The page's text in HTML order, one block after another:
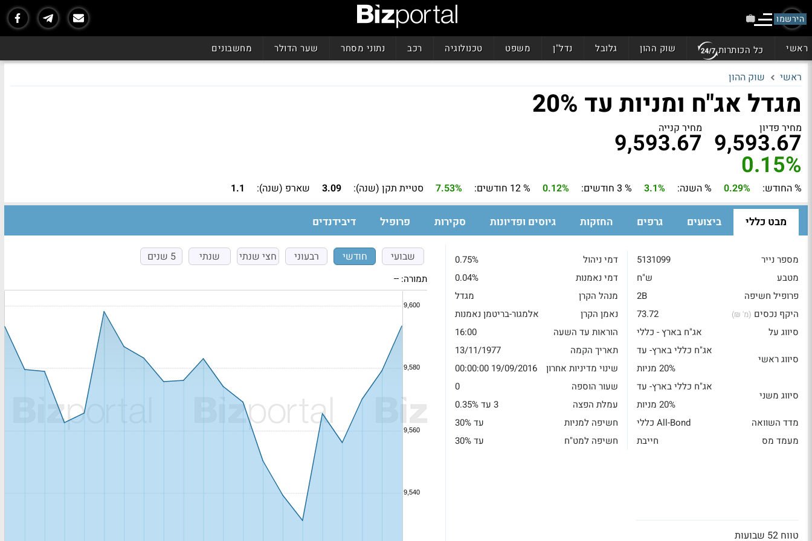
הירשמו
ראשי כל הכותרות שוק ההון גלובל נדל"ן משפט טכנולוגיה רכב נתוני מסחר שער הדולר מחשבונים
ראשי שוק ההון
מגדל אג"ח ומניות עד 20%
מחיר פדיון
9,593.67 מחיר קנייה
9,593.67
0.15%
% החודש: 0.29% % השנה: 3.1% % 3 חודשים: 0.12% % 12 חודשים: 7.53% סטיית תקן (שנה): 3.09 שארפ (שנה): 1.1
מבט כללי ביצועים גרפים החזקות גיוסים ופדיונות סקירות פרופיל דיבידנדים
מספר נייר
5131099
מטבע
ש"ח
פרופיל חשיפה
2B
היקף נכסים (מ' ₪)
73.72
סיווג על
אג"ח בארץ - כללי
סיווג ראשי
אג"ח כללי בארץ- עד
20% מניות
סיווג משני
אג"ח כללי בארץ- עד
20% מניות
מדד השוואה
All-Bond כללי
מעמד מס
חייבת
דמי ניהול
0.75%
דמי נאמנות
0.04%
מנהל הקרן
מגדל
נאמן הקרן
אלמגור-בריטמן נאמנות
הוראות עד השעה
16:00
תאריך הקמה
13/11/1977
שינוי מדיניות אחרון
19/09/2016 00:00:00
שעור הוספה
0
עמלת הפצה
3 עד 0.35%
חשיפה למניות
עד 30%
חשיפה למט"ח
עד 30%
טווח 52 שבועות
שבועי חודשי רבעוני חצי שנתי שנתי 5 שנים
תמורה: --
נכון ל - 07/26